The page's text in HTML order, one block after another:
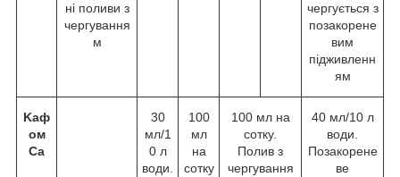
ні поливи з
чергування
м
чергується з
позакорене
вим
підживленн
ям
Kаф
ом
Ca
30
мл/1
0 л
води.
100
мл
на
сотку
100 мл на
сотку.
Полив з
чергування
40 мл/10 л
води.
Позакорене
ве